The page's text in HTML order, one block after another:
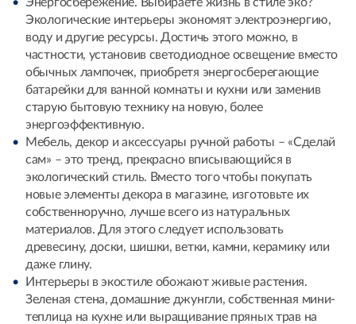
Экологические интерьеры экономят электроэнергию,
воду и другие ресурсы. Достичь этого можно, в
частности, установив светодиодное освещение вместо
обычных лампочек, приобретя энергосберегающие
батарейки для ванной комнаты и кухни или заменив
старую бытовую технику на новую, более
энергоэффективную.
Мебель, декор и аксессуары ручной работы – «Сделай
сам» – это тренд, прекрасно вписывающийся в
экологический стиль. Вместо того чтобы покупать
новые элементы декора в магазине, изготовьте их
собственноручно, лучше всего из натуральных
материалов. Для этого следует использовать
древесину, доски, шишки, ветки, камни, керамику или
даже глину.
Интерьеры в экостиле обожают живые растения.
Зеленая стена, домашние джунгли, собственная мини-
теплица на кухне или выращивание пряных трав на